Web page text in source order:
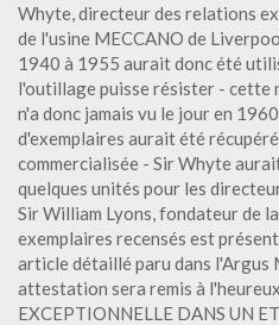
Whyte, directeur des relations
de l'usine MECCANO de
1940 à 1955 aurait donc été
l'outillage puisse résister - cette
n'a donc jamais vu le jour en
d'exemplaires aurait été
commercialisée - Sir Whyte
quelques unités pour les
Sir William Lyons, fondateur de
exemplaires recensés est
article détaillé paru dans l'Argus
attestation sera remis à
EXCEPTIONNELLE DANS UN